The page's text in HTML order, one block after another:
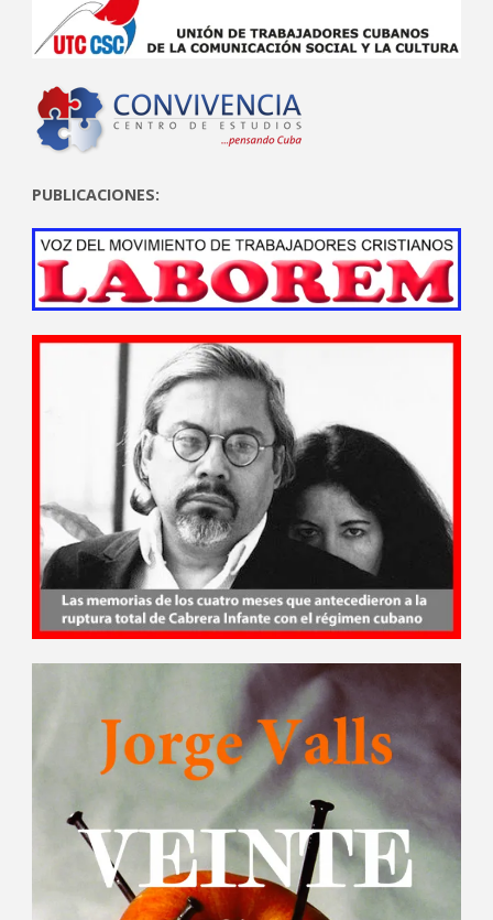
PUBLICACIONES: